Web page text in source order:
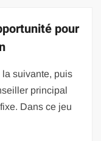
pour
suivante, puis
principal
Dans ce jeu